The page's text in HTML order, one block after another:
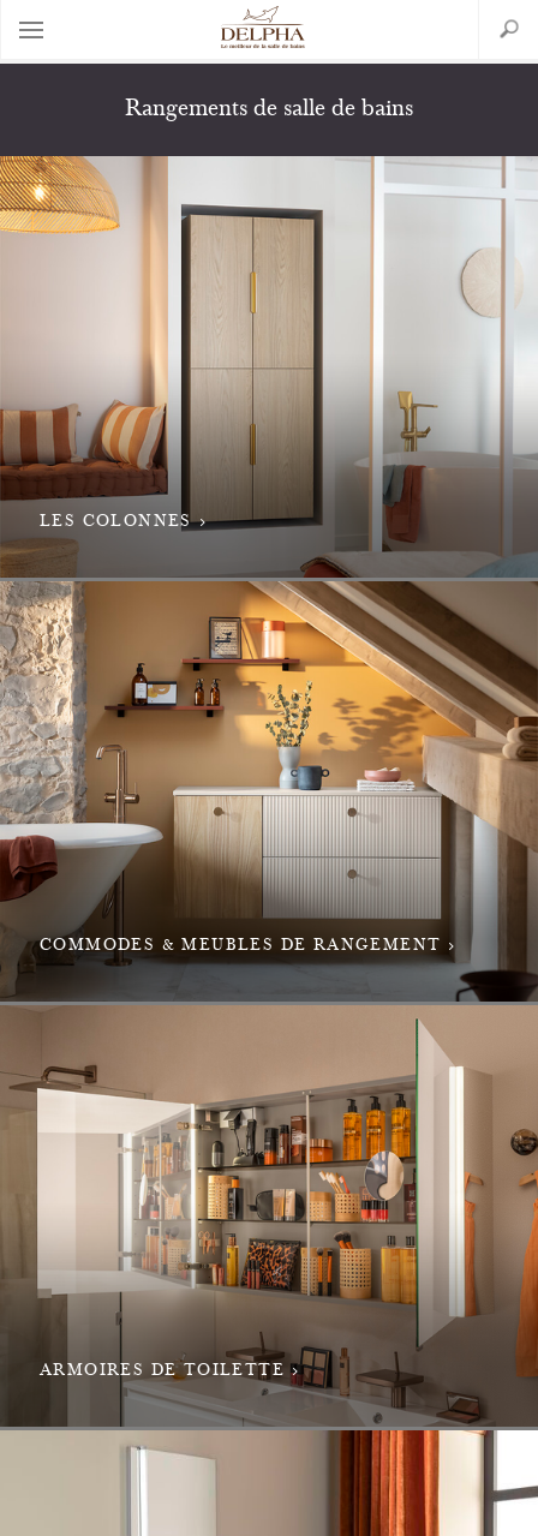
au
principal
Search
Rangements de salle de bains
Back
to
top
LES COLONNES
COMMODES & MEUBLES DE RANGEMENT
ARMOIRES DE TOILETTE